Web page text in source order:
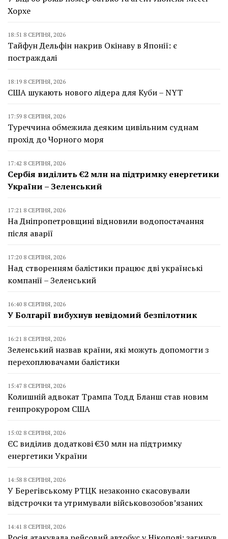
Хорхе
18:51 8 СЕРПНЯ, 2026
Тайфун Дельфін накрив Окінаву в Японії: є
постраждалі
18:19 8 СЕРПНЯ, 2026
США шукають нового лідера для Куби – NYT
17:59 8 СЕРПНЯ, 2026
Туреччина обмежила деяким цивільним суднам
прохід до Чорного моря
17:42 8 СЕРПНЯ, 2026
Сербія виділить €2 млн на підтримку енергетики
України – Зеленський
17:21 8 СЕРПНЯ, 2026
На Дніпропетровщині відновили водопостачання
після аварії
17:20 8 СЕРПНЯ, 2026
Над створенням балістики працює дві українські
компанії – Зеленський
16:40 8 СЕРПНЯ, 2026
У Болгарії вибухнув невідомий безпілотник
16:21 8 СЕРПНЯ, 2026
Зеленський назвав країни, які можуть допомогти з
перехоплювачами балістики
15:47 8 СЕРПНЯ, 2026
Колишній адвокат Трампа Тодд Бланш став новим
генпрокурором США
15:02 8 СЕРПНЯ, 2026
ЄС виділив додаткові €30 млн на підтримку
енергетики України
14:58 8 СЕРПНЯ, 2026
У Берегівському РТЦК незаконно скасовували
відстрочки та утримували військовозобов’язаних
14:41 8 СЕРПНЯ, 2026